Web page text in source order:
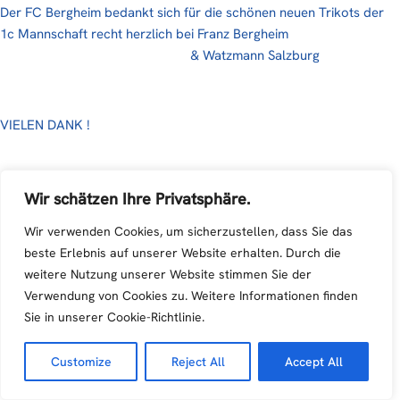
Wir schätzen Ihre Privatsphäre.
Wir verwenden Cookies, um sicherzustellen, dass Sie das
beste Erlebnis auf unserer Website erhalten. Durch die
weitere Nutzung unserer Website stimmen Sie der
Verwendung von Cookies zu. Weitere Informationen finden
Sie in unserer Cookie-Richtlinie.
Customize Reject All Accept All
Der FC Bergheim bedankt sich für die schönen neuen Trikots der
1c Mannschaft recht herzlich bei Franz Bergheim
& Watzmann Salzburg
VIELEN DANK !